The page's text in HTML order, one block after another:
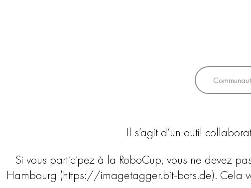
Il s’agit d’un outil
Si vous participez à la RoboCup, vous ne devez
Hambourg (https://imagetagger.bit-bots.de). Cela